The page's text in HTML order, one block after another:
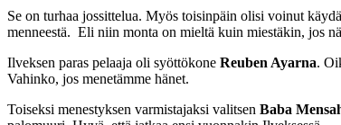
Se on turhaa jossittelua. Myös toisinpäin olisi voinut
menneestä. Eli niin monta on mieltä kuin miestäkin, jos
Ilveksen paras pelaaja oli syöttökone Reuben Ayarna.
Vahinko, jos menetämme hänet.
Toiseksi menestyksen varmistajaksi valitsen Baba